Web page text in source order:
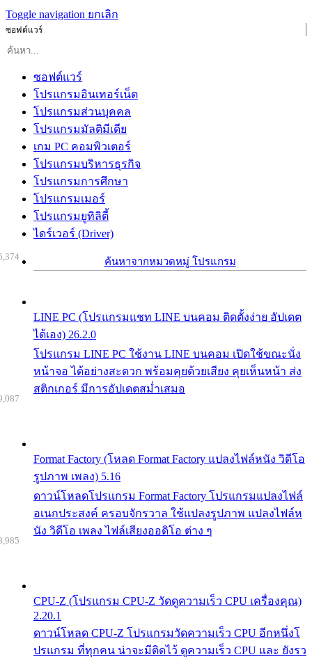
Toggle navigation ยกเลิก
ซอฟต์แวร์
ซอฟต์แวร์
โปรแกรมอินเทอร์เน็ต
โปรแกรมส่วนบุคคล
โปรแกรมมัลติมีเดีย
เกม PC คอมพิวเตอร์
โปรแกรมบริหารธุรกิจ
โปรแกรมการศึกษา
โปรแกรมเมอร์
โปรแกรมยูทิลิตี้
ไดร์เวอร์ (Driver)
ค้นหาจากหมวดหมู่ โปรแกรม
LINE PC (โปรแกรมแชท LINE บนคอม ติดตั้งง่าย อัปเดต
ได้เอง) 26.2.0
โปรแกรม LINE PC ใช้งาน LINE บนคอม เปิดใช้ขณะนั่ง
หน้าจอ ได้อย่างสะดวก พร้อมคุยด้วยเสียง คุยเห็นหน้า ส่ง
สติกเกอร์ มีการอัปเดตสม่ำเสมอ
Format Factory (โหลด Format Factory แปลงไฟล์หนัง วิดีโอ
รูปภาพ เพลง) 5.16
ดาวน์โหลดโปรแกรม Format Factory โปรแกรมแปลงไฟล์
อเนกประสงค์ ครอบจักรวาล ใช้แปลงรูปภาพ แปลงไฟล์ห
นัง วิดีโอ เพลง ไฟล์เสียงออดิโอ ต่าง ๆ
CPU-Z (โปรแกรม CPU-Z วัดดูความเร็ว CPU เครื่องคุณ)
2.20.1
ดาวน์โหลด CPU-Z โปรแกรมวัดความเร็ว CPU อีกหนึ่งโ
ปรแกรม ที่ทุกคน น่าจะมีติดไว้ ดูความเร็ว CPU และ ยังรว